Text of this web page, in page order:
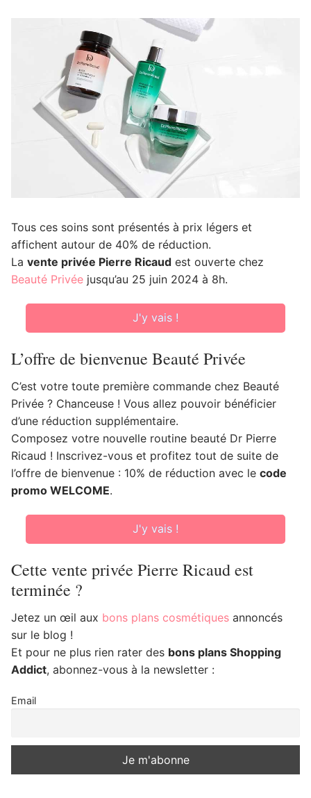
Tous ces soins sont présentés à prix légers et
affichent autour de 40% de réduction.
La vente privée Pierre Ricaud est ouverte chez
Beauté Privée jusqu’au 25 juin 2024 à 8h.
J'y vais !
L’offre de bienvenue Beauté Privée
C’est votre toute première commande chez Beauté
Privée ? Chanceuse ! Vous allez pouvoir bénéficier
d’une réduction supplémentaire.
Composez votre nouvelle routine beauté Dr Pierre
Ricaud ! Inscrivez-vous et profitez tout de suite de
l’offre de bienvenue : 10% de réduction avec le code
promo WELCOME.
J'y vais !
Cette vente privée Pierre Ricaud est
terminée ?
Jetez un œil aux bons plans cosmétiques annoncés
sur le blog !
Et pour ne plus rien rater des bons plans Shopping
Addict, abonnez-vous à la newsletter :
Email